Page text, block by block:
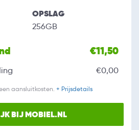
OPSLAG
256GB
€11,50
€0,00
aansluitkosten. + Prijsdetails
BIJ MOBIEL.NL